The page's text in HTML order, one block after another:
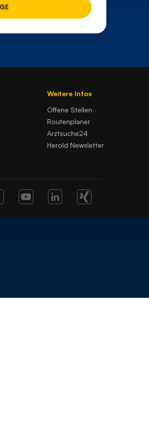
Weitere Infos
Offene Stellen
Routenplaner
Arztsuche24
Herold Newsletter